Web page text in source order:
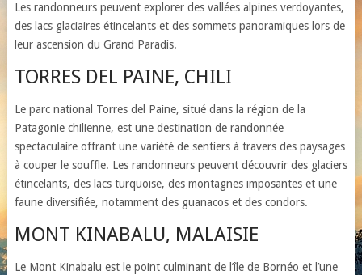
Les randonneurs peuvent explorer des vallées alpines verdoyantes,
des lacs glaciaires étincelants et des sommets panoramiques lors de
leur ascension du Grand Paradis.
TORRES DEL PAINE, CHILI
Le parc national Torres del Paine, situé dans la région de la
Patagonie chilienne, est une destination de randonnée
spectaculaire offrant une variété de sentiers à travers des paysages
à couper le souffle. Les randonneurs peuvent découvrir des glaciers
étincelants, des lacs turquoise, des montagnes imposantes et une
faune diversifiée, notamment des guanacos et des condors.
MONT KINABALU, MALAISIE
Le Mont Kinabalu est le point culminant de l’île de Bornéo et l’une